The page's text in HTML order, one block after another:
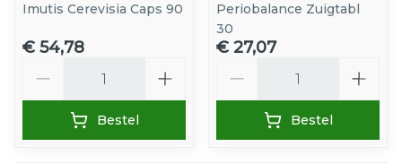
Imutis Cerevisia Caps 90
€ 54,78
Bestel
Periobalance Zuigtabl
30
€ 27,07
Bestel